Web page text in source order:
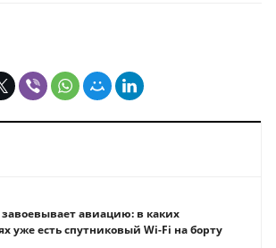
Национальный план развития Казахстана
Как быстро будут падать ставки по кредитам
авиацию: в каких
уже есть спутниковый Wi-Fi на борту